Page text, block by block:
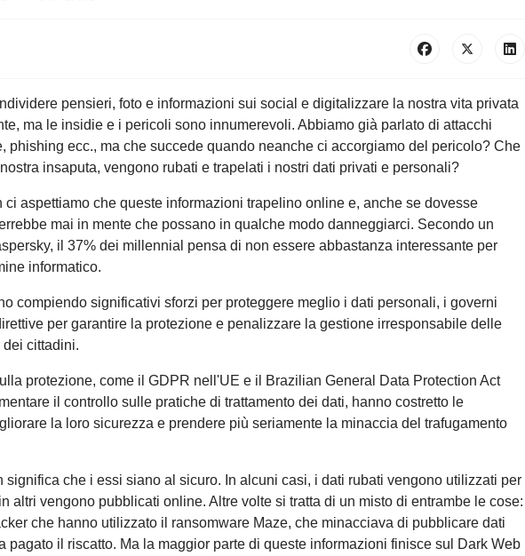
pensieri, foto e informazioni sui social e digitalizzare la nostra vita privata
ma le insidie e i pericoli sono innumerevoli. Abbiamo già parlato di attacchi
phishing ecc., ma che succede quando neanche ci accorgiamo del pericolo? Che
insaputa, vengono rubati e trapelati i nostri dati privati e personali?
ci aspettiamo che queste informazioni trapelino online e, anche se dovesse
mai in mente che possano in qualche modo danneggiarci. Secondo un
il 37% dei millennial pensa di non essere abbastanza interessante per
informatico.
compiendo significativi sforzi per proteggere meglio i dati personali, i governi
per garantire la protezione e penalizzare la gestione irresponsabile delle
cittadini.
protezione, come il GDPR nell'UE e il Brazilian General Data Protection Act
il controllo sulle pratiche di trattamento dei dati, hanno costretto le
la loro sicurezza e prendere più seriamente la minaccia del trafugamento
significa che i essi siano al sicuro. In alcuni casi, i dati rubati vengono utilizzati per
altri vengono pubblicati online. Altre volte si tratta di un misto di entrambe le cose:
che hanno utilizzato il ransomware Maze, che minacciava di pubblicare dati
pagato il riscatto. Ma la maggior parte di queste informazioni finisce sul Dark Web